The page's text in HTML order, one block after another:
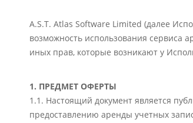
A.S.T. Atlas Software Limited (далее
возможность использования сервиса
иных прав, которые возникают у
1. ПРЕДМЕТ ОФЕРТЫ
1.1. Настоящий документ является
предоставлению аренды учетных